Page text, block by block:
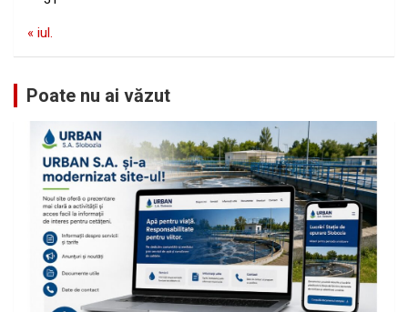
« iul.
Poate nu ai văzut